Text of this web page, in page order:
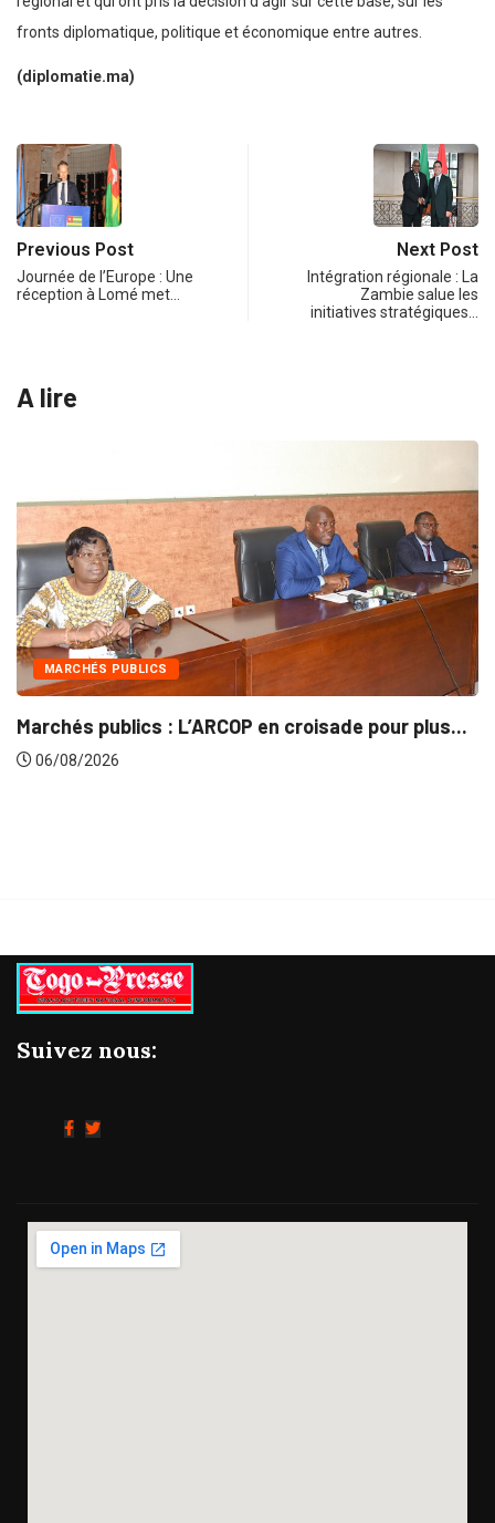
fronts diplomatique, politique et économique entre autres.
(diplomatie.ma)
Previous Post
Journée de l’Europe : Une
réception à Lomé met…
Next Post
Intégration régionale : La
Zambie salue les
initiatives stratégiques…
A lire
: L’ARCOP en croisade pour plus...
Gestion
Suivez nous: